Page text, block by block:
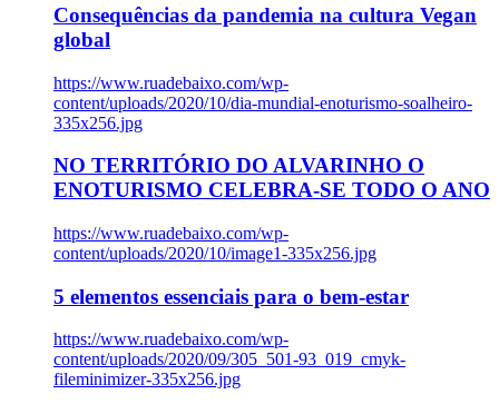
Consequências da pandemia na cultura Vegan
global
https://www.ruadebaixo.com/wp-
content/uploads/2020/10/dia-mundial-enoturismo-soalheiro-
335x256.jpg
NO TERRITÓRIO DO ALVARINHO O
ENOTURISMO CELEBRA-SE TODO O ANO
https://www.ruadebaixo.com/wp-
content/uploads/2020/10/image1-335x256.jpg
5 elementos essenciais para o bem-estar
https://www.ruadebaixo.com/wp-
content/uploads/2020/09/305_501-93_019_cmyk-
fileminimizer-335x256.jpg